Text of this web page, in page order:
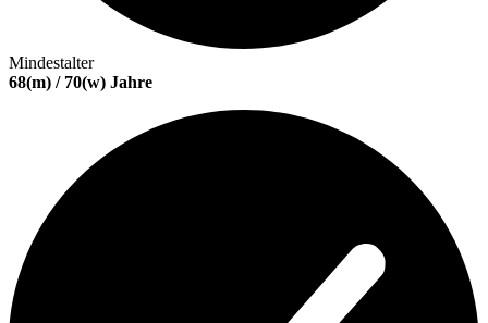
Mindestalter
68(m) / 70(w) Jahre